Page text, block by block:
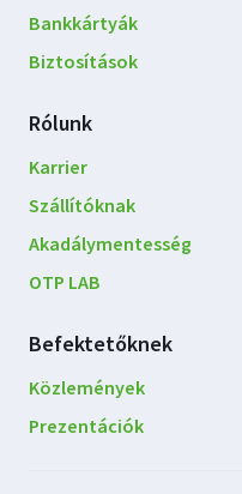
Bankkártyák
Biztosítások
Rólunk
Karrier
Szállítóknak
Akadálymentesség
OTP LAB
Befektetőknek
Közlemények
Prezentációk